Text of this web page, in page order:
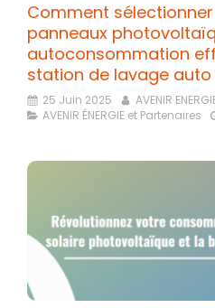
Comment
panneaux
autoconsommation
station de lavage auto
25 Juin 2025
AVENIR
AVENIR ÉNERGIE et Partenaires